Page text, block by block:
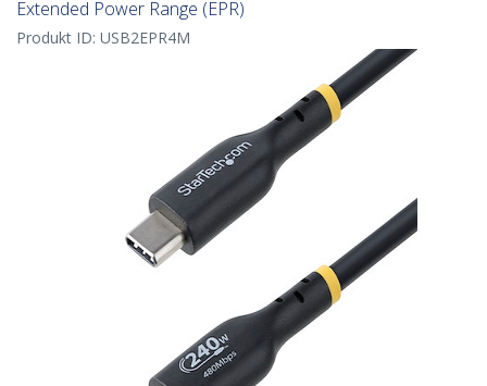
Extended Power Range (EPR)
Produkt ID: USB2EPR4M